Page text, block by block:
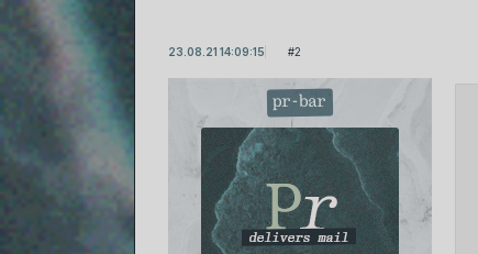
2
23.08.21 14:09:15
pr-bar